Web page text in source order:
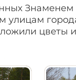
улицам
цветы